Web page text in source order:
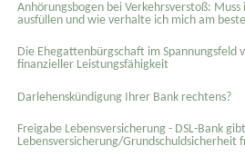
Anhörungsbogen bei Verkehrsverstoß: Muss
ausfüllen und wie verhalte ich mich am
Die Ehegattenbürgschaft im Spannungsfeld
finanzieller Leistungsfähigkeit
Darlehenskündigung Ihrer Bank rechtens?
Freigabe Lebensversicherung - DSL-Bank gibt
Lebensversicherung/Grundschuldsicherheit